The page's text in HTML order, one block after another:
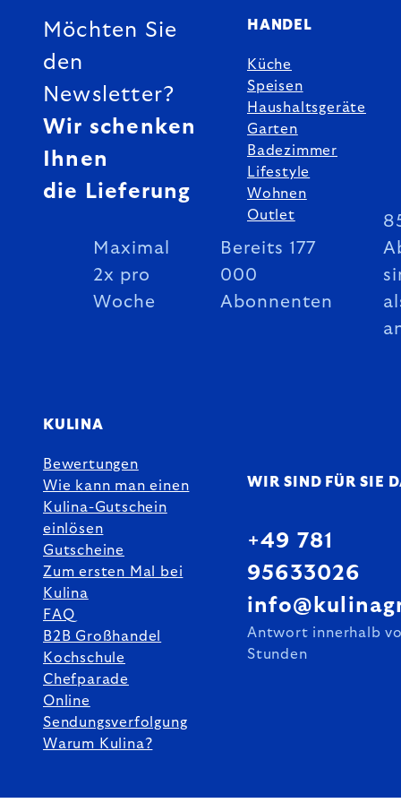
Möchten Sie
den
Newsletter?
Wir schenken
Ihnen
die Lieferung
Maximal
2x pro
Woche
Bereits 177
000
Abonnenten
HANDEL
Küche
Speisen
Haushaltsgeräte
Garten
Badezimmer
Lifestyle
Wohnen
Outlet
KULINA
Bewertungen
Wie kann man einen
Kulina-Gutschein
einlösen
Gutscheine
Zum ersten Mal bei
Kulina
FAQ
B2B Großhandel
Kochschule
Chefparade
Online
Sendungsverfolgung
Warum Kulina?
WIR SIND FÜR SIE
+49 781
95633026
Antwort innerhalb
Stunden